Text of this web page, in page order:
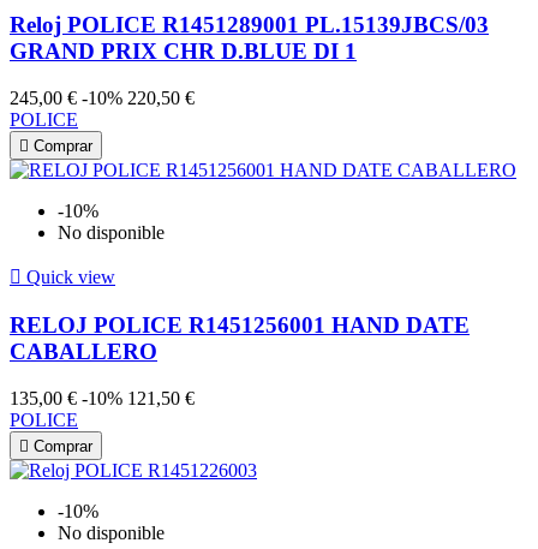
Reloj POLICE R1451289001 PL.15139JBCS/03
GRAND PRIX CHR D.BLUE DI 1
245,00 € -10% 220,50 €
POLICE
 Comprar
-10%
No disponible
 Quick view
RELOJ POLICE R1451256001 HAND DATE
CABALLERO
135,00 € -10% 121,50 €
POLICE
 Comprar
-10%
No disponible